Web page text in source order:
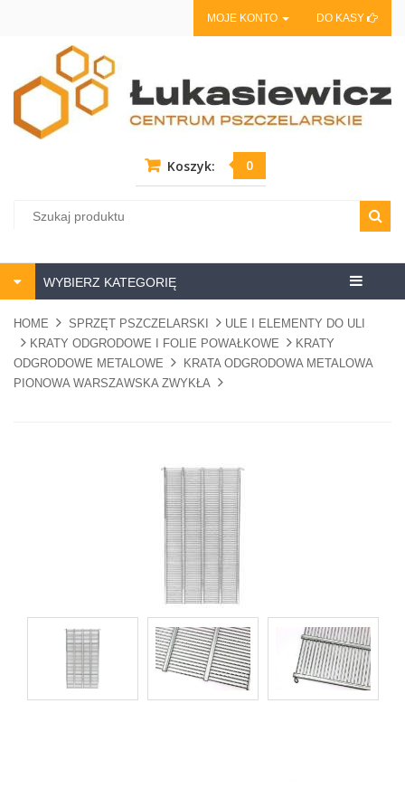
MOJE KONTO DO KASY
Koszyk: 0
Centrum
WYBIERZ KATEGORIĘ
HOME SPRZĘT PSZCZELARSKI
ULE I ELEMENTY DO ULI
KRATY ODGRODOWE I FOLIE POWAŁKOWE
KRATY
ODGRODOWE METALOWE
KRATA ODGRODOWA METALOWA
PIONOWA WARSZAWSKA ZWYKŁA